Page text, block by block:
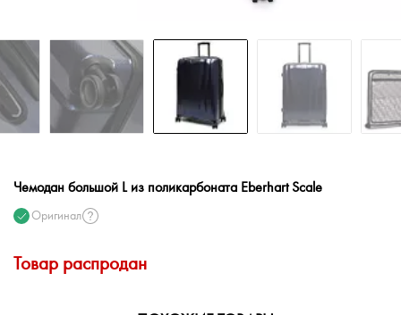
Чемодан большой L из поликарбоната Eberhart Scale
Оригинал
Товар распродан